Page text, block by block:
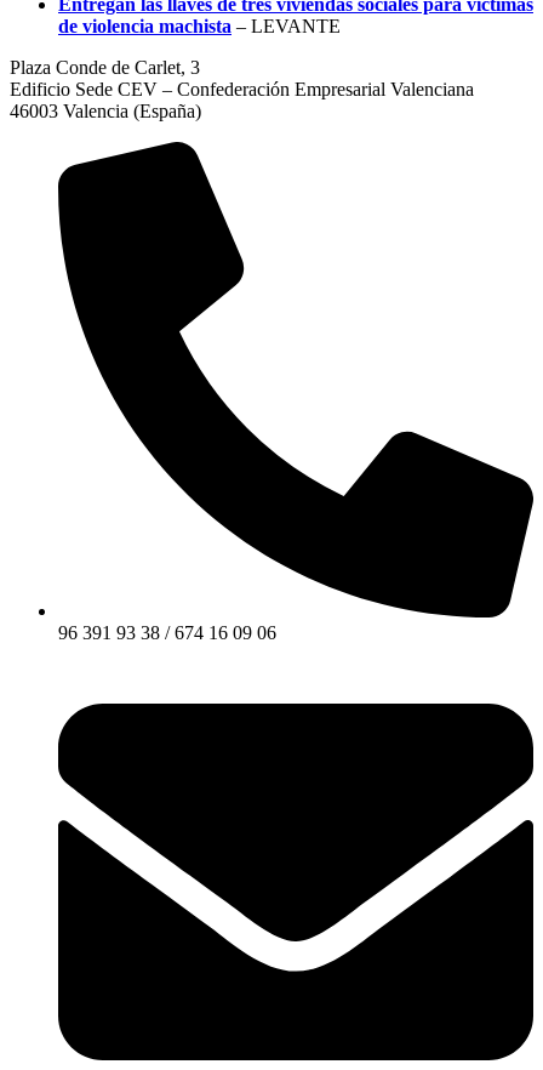
de violencia machista – LEVANTE
Plaza Conde de Carlet, 3
Edificio Sede CEV – Confederación Empresarial Valenciana
46003 Valencia (España)
96 391 93 38 / 674 16 09 06